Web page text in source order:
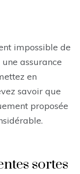
impossible de
assurance
en
savoir que
proposée
sortes